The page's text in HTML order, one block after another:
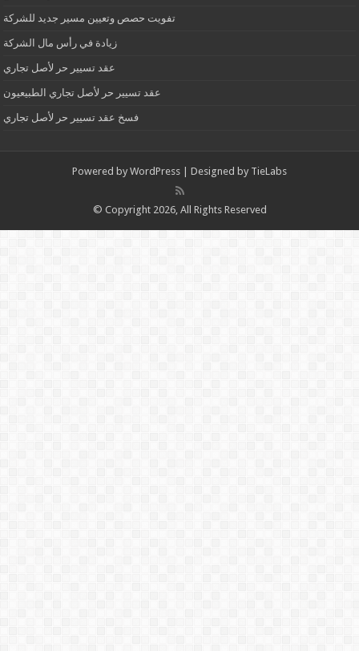
تفويت حصص وتعيين مسير جديد للشركة
زيادة في رأس مال الشركة
عقد تسيير حر لأصل تجاري
عقد تسيير حر لأصل تجاري الطبيعيون
فسخ عقد تسيير حر لأصل تجاري
Powered by WordPress | Designed by TieLabs
© Copyright 2026, All Rights Reserved